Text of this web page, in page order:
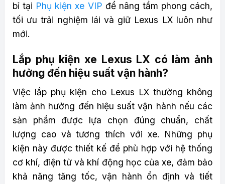
bỉ tại Phụ kiện xe VIP để nâng tầm phong cách,
tối ưu trải nghiệm lái và giữ Lexus LX luôn như
mới.
Lắp phụ kiện xe Lexus LX có làm ảnh
hưởng đến hiệu suất vận hành?
Việc lắp phụ kiện cho Lexus LX thường không
làm ảnh hưởng đến hiệu suất vận hành nếu các
sản phẩm được lựa chọn đúng chuẩn, chất
lượng cao và tương thích với xe. Những phụ
kiện này được thiết kế để phù hợp với hệ thống
cơ khí, điện tử và khí động học của xe, đảm bảo
khả năng tăng tốc, vận hành ổn định và tiết